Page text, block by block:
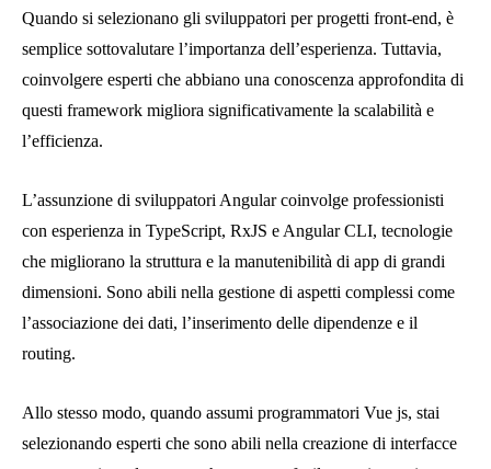
Quando si selezionano gli sviluppatori per progetti front-end, è
semplice sottovalutare l’importanza dell’esperienza. Tuttavia,
coinvolgere esperti che abbiano una conoscenza approfondita di
questi framework migliora significativamente la scalabilità e
l’efficienza.
L’assunzione di sviluppatori Angular coinvolge professionisti
con esperienza in TypeScript, RxJS e Angular CLI, tecnologie
che migliorano la struttura e la manutenibilità di app di grandi
dimensioni. Sono abili nella gestione di aspetti complessi come
l’associazione dei dati, l’inserimento delle dipendenze e il
routing.
Allo stesso modo, quando assumi programmatori Vue js, stai
selezionando esperti che sono abili nella creazione di interfacce